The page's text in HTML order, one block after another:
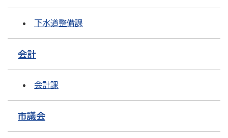
下水道整備課
会計
会計課
市議会